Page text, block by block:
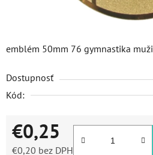
emblém 50mm 76 gymnastika muži
Dostupnosť
Kód:
€0,25
€0,20 bez DPH